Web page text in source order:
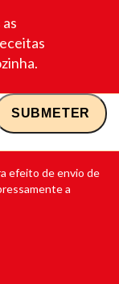
efeito de envio de
a